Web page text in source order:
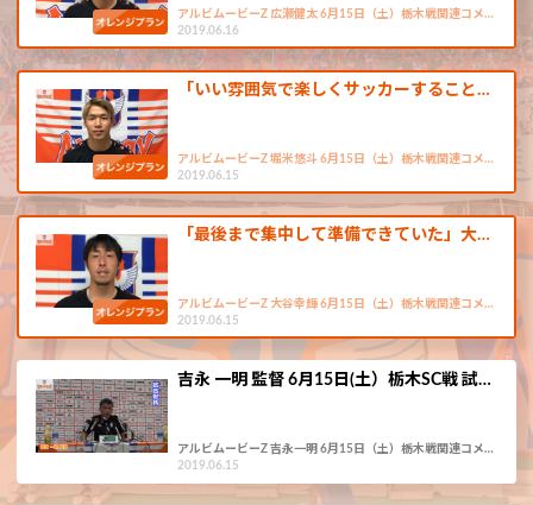
アルビムービーZ 広瀬健太 6月15日（土）栃木戦関連コメ…
2019.06.16
「いい雰囲気で楽しくサッカーすること…
アルビムービーZ 堀米悠斗 6月15日（土）栃木戦関連コメ…
2019.06.15
「最後まで集中して準備できていた」大…
アルビムービーZ 大谷幸輝 6月15日（土）栃木戦関連コメ…
2019.06.15
吉永 一明 監督 6月15日(土）栃木SC戦 試…
アルビムービーZ 吉永一明 6月15日（土）栃木戦関連コメ…
2019.06.15